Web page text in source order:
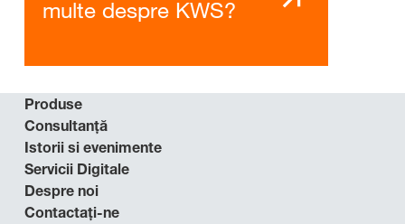
multe despre KWS?
Produse
Consultanţă
Istorii si evenimente
Servicii Digitale
Despre noi
Contactaţi-ne